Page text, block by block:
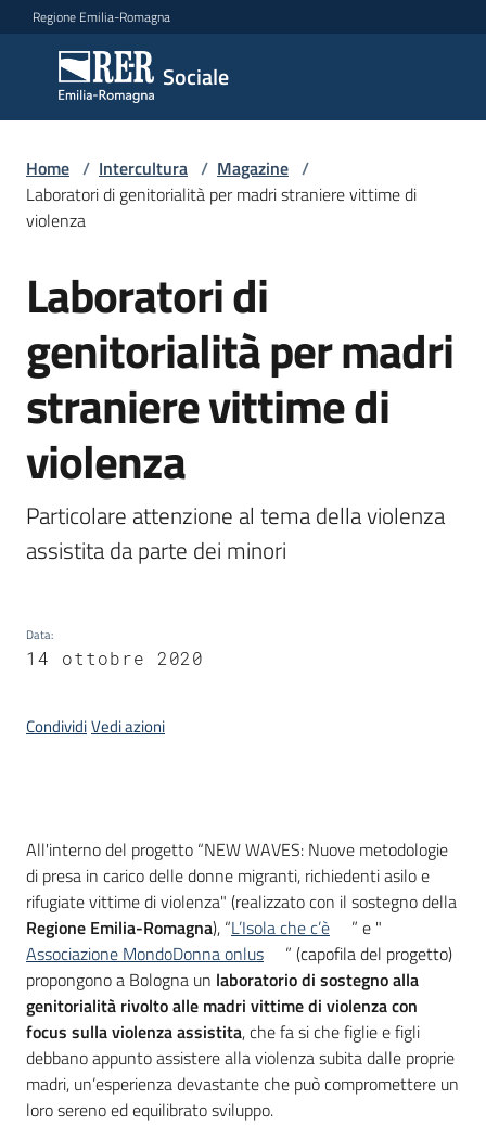
Vai al contenuto
Vai alla navigazione
Vai al footer
Regione Emilia-Romagna
Sociale
Sociale
Argomenti
Servizi
Leggi
Atti
Bandi
Piani
Programmi
Progetti
Seguici
Home / Intercultura / Magazine /
Laboratori di genitorialità per madri straniere vittime di
violenza
Salta al contenuto
Laboratori di
genitorialità per madri
straniere vittime di
violenza
Particolare attenzione al tema della violenza
assistita da parte dei minori
Data:
14 ottobre 2020
CondividiVedi azioni
Introduzione
All'interno del progetto “NEW WAVES: Nuove metodologie
di presa in carico delle donne migranti, richiedenti asilo e
rifugiate vittime di violenza" (realizzato con il sostegno della
Regione Emilia-Romagna), “L’Isola che c’è
” e "
Associazione MondoDonna onlus
” (capofila del progetto)
propongono a Bologna un laboratorio di sostegno alla
genitorialità rivolto alle madri vittime di violenza con
focus sulla violenza assistita, che fa si che figlie e figli
debbano appunto assistere alla violenza subita dalle proprie
madri, un’esperienza devastante che può compromettere un
loro sereno ed equilibrato sviluppo.